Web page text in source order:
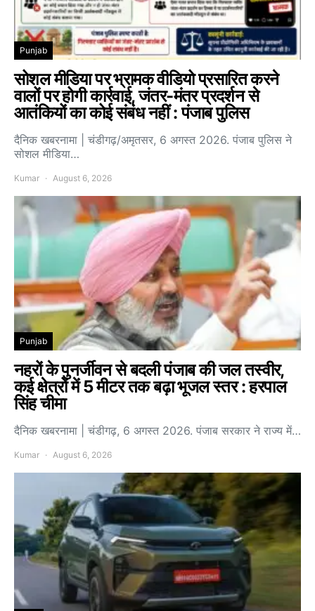
Punjab
सोशल मीडिया पर भ्रामक वीडियो प्रसारित करने
वालों पर होगी कार्रवाई, जंतर-मंतर प्रदर्शन से
आतंकियों का कोई संबंध नहीं : पंजाब पुलिस
दैनिक खबरनामा | चंडीगढ़/अमृतसर, 6 अगस्त 2026. पंजाब पुलिस ने
सोशल मीडिया…
Kumar August 6, 2026
Punjab
नहरों के पुनर्जीवन से बदली पंजाब की जल तस्वीर,
कई क्षेत्रों में 5 मीटर तक बढ़ा भूजल स्तर : हरपाल
सिंह चीमा
दैनिक खबरनामा | चंडीगढ़, 6 अगस्त 2026. पंजाब सरकार ने राज्य में…
Kumar August 6, 2026